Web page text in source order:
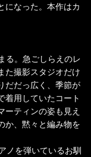
になった。本作はカ
る。急ごしらえのレ
た撮影スタジオだけ
だだっ広く、季節が
着用していたコート
ーティンの姿も見え
か、黙々と編み物を
ノを弾いているお馴